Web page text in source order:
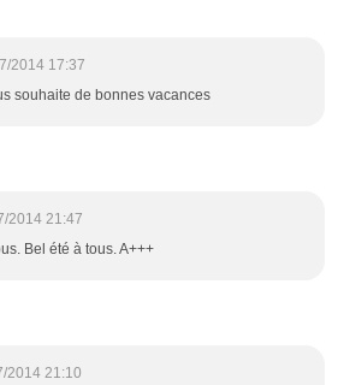
2014 17:37
souhaite de bonnes vacances
2014 21:47
Bel été à tous. A+++
2014 21:10